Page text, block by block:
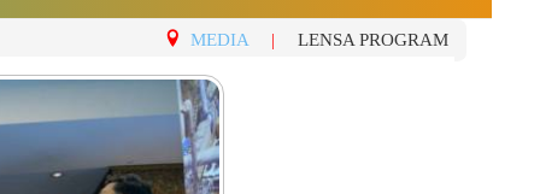
MEDIA | LENSA PROGRAM